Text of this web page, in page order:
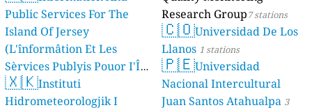
Public Services For The
Island Of Jersey
(L'înformâtion Et Les
Sèrvices Publyis Pouor I'Île
Dé Jèrri) 2 stations
🇽🇰Instituti
Hidrometeorologjik I
Research Group7 stations
🇨🇴Universidad De Los
Llanos 1 stations
🇵🇪Universidad
Nacional Intercultural
Juan Santos Atahualpa 3